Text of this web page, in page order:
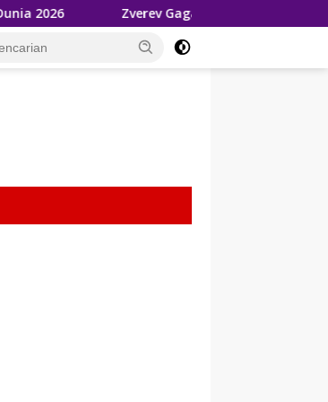
Zverev Gagal Juara di Wimbledon 2026, Tetap Akui